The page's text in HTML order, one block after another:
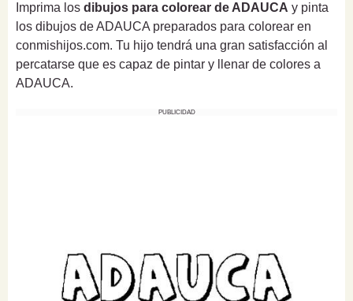
Imprima los dibujos para colorear de ADAUCA y pinta
los dibujos de ADAUCA preparados para colorear en
conmishijos.com. Tu hijo tendrá una gran satisfacción al
percatarse que es capaz de pintar y llenar de colores a
ADAUCA.
PUBLICIDAD